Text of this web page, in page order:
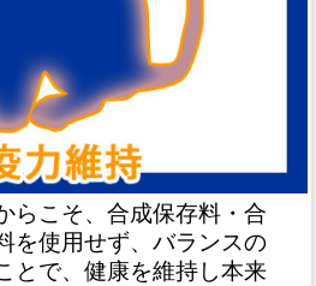
らこそ、合成保存料・合
を使用せず、バランスの
とで、健康を維持し本来